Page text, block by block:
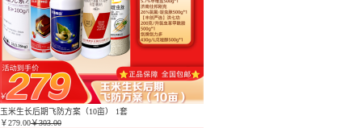
玉米生长后期飞防方案（10亩） 1套
￥279.00￥303.00